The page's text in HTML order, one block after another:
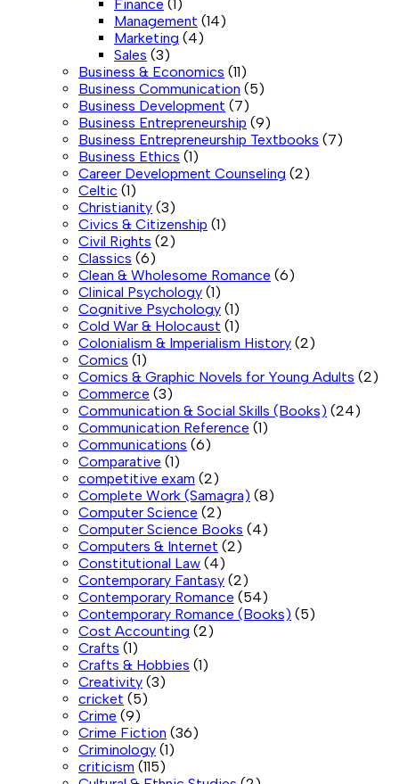
Finance (1)
Management (14)
Marketing (4)
Sales (3)
Business & Economics (11)
Business Communication (5)
Business Development (7)
Business Entrepreneurship (9)
Business Entrepreneurship Textbooks (7)
Business Ethics (1)
Career Development Counseling (2)
Celtic (1)
Christianity (3)
Civics & Citizenship (1)
Civil Rights (2)
Classics (6)
Clean & Wholesome Romance (6)
Clinical Psychology (1)
Cognitive Psychology (1)
Cold War & Holocaust (1)
Colonialism & Imperialism History (2)
Comics (1)
Comics & Graphic Novels for Young Adults (2)
Commerce (3)
Communication & Social Skills (Books) (24)
Communication Reference (1)
Communications (6)
Comparative (1)
competitive exam (2)
Complete Work (Samagra) (8)
Computer Science (2)
Computer Science Books (4)
Computers & Internet (2)
Constitutional Law (4)
Contemporary Fantasy (2)
Contemporary Romance (54)
Contemporary Romance (Books) (5)
Cost Accounting (2)
Crafts (1)
Crafts & Hobbies (1)
Creativity (3)
cricket (5)
Crime (9)
Crime Fiction (36)
Criminology (1)
criticism (115)